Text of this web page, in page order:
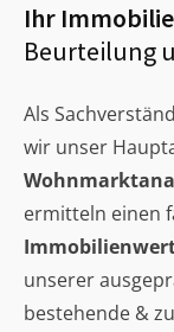
Ihr
Beurteilung
Als
wir unser
ermitteln einen
unserer
bestehende &